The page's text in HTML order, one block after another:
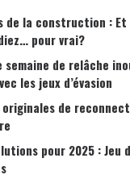
de la construction : Et
pour vrai?
semaine de relâche
les jeux d’évasion
de
pour 2025 : Jeu